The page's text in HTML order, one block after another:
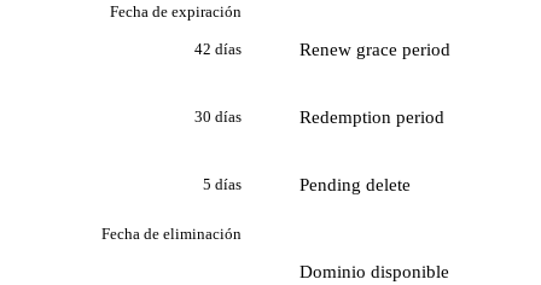
Fecha de expiración
42 días Renew grace period
30 días Redemption period
5 días Pending delete
Fecha de eliminación
Dominio disponible